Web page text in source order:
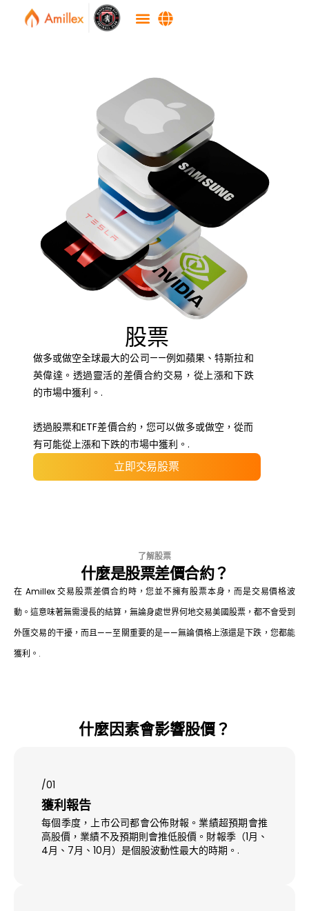
股票
做多或做空全球最大的公司——例如蘋果、特斯拉和
英偉達。透過靈活的差價合約交易，從上漲和下跌
的市場中獲利。.
透過股票和ETF差價合約，您可以做多或做空，從而
有可能從上漲和下跌的市場中獲利。.
立即交易股票
了解股票
什麼是股票差價合約？
在 Amillex 交易股票差價合約時，您並不擁有股票本身，而是交易價格波
動。這意味著無需漫長的結算，無論身處世界何地交易美國股票，都不會受到
外匯交易的干擾，而且——至關重要的是——無論價格上漲還是下跌，您都能
獲利。.
什麼因素會影響股價？
/01
獲利報告
每個季度，上市公司都會公佈財報。業績超預期會推
高股價，業績不及預期則會推低股價。財報季（1月、
4月、7月、10月）是個股波動性最大的時期。.